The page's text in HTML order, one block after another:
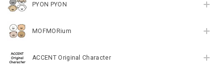
PYON PYON
MOFMORium
ACCENT Original Character